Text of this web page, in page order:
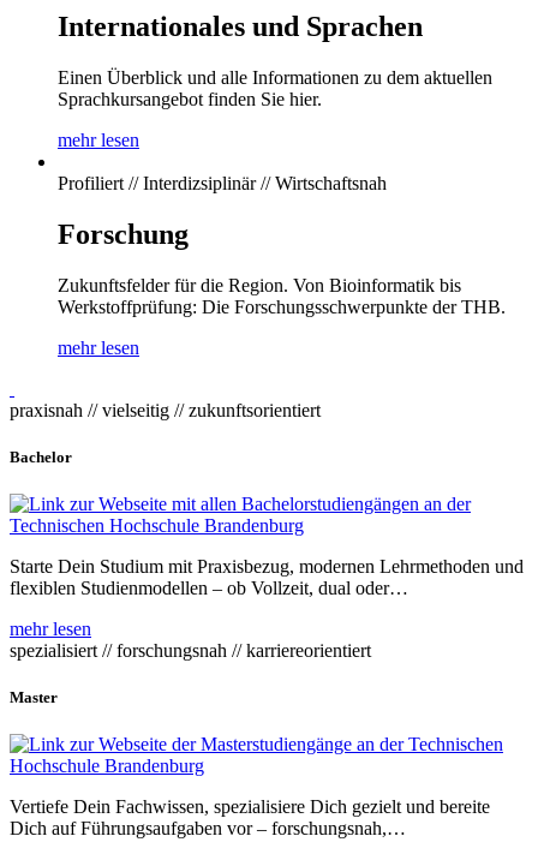
Internationales und Sprachen
Einen Überblick und alle Informationen zu dem aktuellen
Sprachkursangebot finden Sie hier.
mehr lesen
Profiliert // Interdizsiplinär // Wirtschaftsnah
Forschung
Zukunftsfelder für die Region. Von Bioinformatik bis
Werkstoffprüfung: Die Forschungsschwerpunkte der THB.
mehr lesen
praxisnah // vielseitig // zukunftsorientiert
Bachelor
Starte Dein Studium mit Praxisbezug, modernen Lehrmethoden und
flexiblen Studienmodellen – ob Vollzeit, dual oder…
mehr lesen
spezialisiert // forschungsnah // karriereorientiert
Master
Vertiefe Dein Fachwissen, spezialisiere Dich gezielt und bereite
Dich auf Führungsaufgaben vor – forschungsnah,…